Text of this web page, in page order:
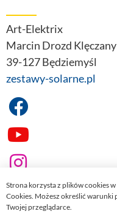
Art-Elektrix
Marcin Drozd
39-127 Będziemyśl
zestawy-solarne.pl
Strona korzysta z plików cookies
Cookies. Możesz określić
Twojej przeglądarce.